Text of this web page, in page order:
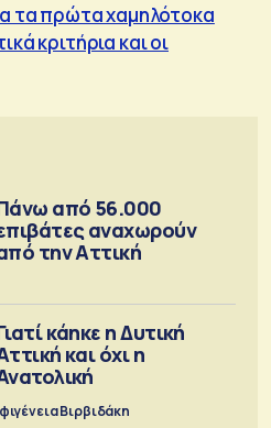
τα πρώτα χαμηλότοκα
κριτήρια και οι
από 56.000
αναχωρούν
την Αττική
κάηκε η Δυτική
και όχι η
Βιρβιδάκη